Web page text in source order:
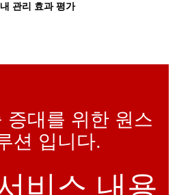
관리 효과 평가
증대를 위한 원스
션 입니다.
비스 내용